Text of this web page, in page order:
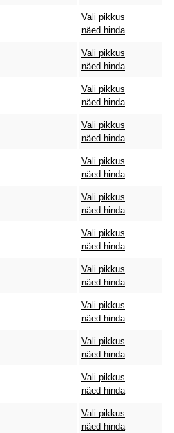
Vali pikkus
näed hinda
Vali pikkus
näed hinda
Vali pikkus
näed hinda
Vali pikkus
näed hinda
Vali pikkus
näed hinda
Vali pikkus
näed hinda
Vali pikkus
näed hinda
Vali pikkus
näed hinda
Vali pikkus
näed hinda
Vali pikkus
näed hinda
Vali pikkus
näed hinda
Vali pikkus
näed hinda